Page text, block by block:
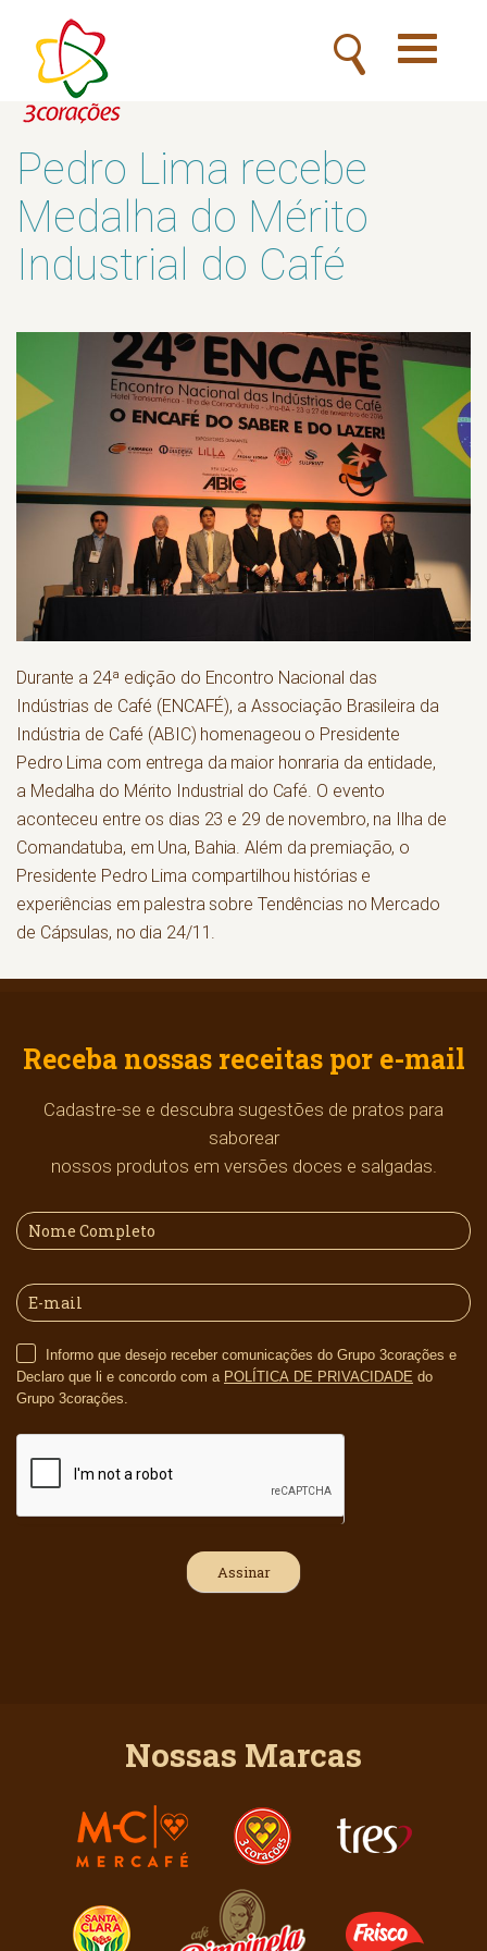
Toggle
navigation
Pedro Lima recebe
Medalha do Mérito
Industrial do Café
Durante a 24ª edição do Encontro Nacional das
Indústrias de Café (ENCAFÉ), a Associação Brasileira da
Indústria de Café (ABIC) homenageou o Presidente
Pedro Lima com entrega da maior honraria da entidade,
a Medalha do Mérito Industrial do Café. O evento
aconteceu entre os dias 23 e 29 de novembro, na Ilha de
Comandatuba, em Una, Bahia. Além da premiação, o
Presidente Pedro Lima compartilhou histórias e
experiências em palestra sobre Tendências no Mercado
de Cápsulas, no dia 24/11.
Receba nossas receitas por e-mail
Cadastre-se e descubra sugestões de pratos para
saborear
nossos produtos em versões doces e salgadas.
Declaro que li e concordo com a POLÍTICA DE PRIVACIDADE do
Grupo 3corações.
Nossas Marcas